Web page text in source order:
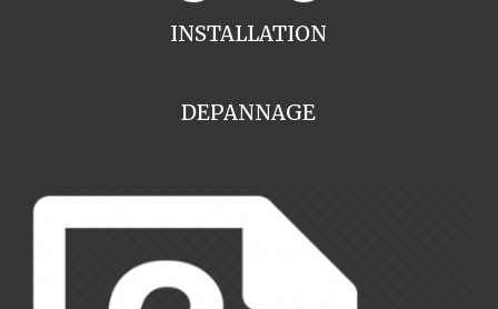
INSTALLATION
DEPANNAGE